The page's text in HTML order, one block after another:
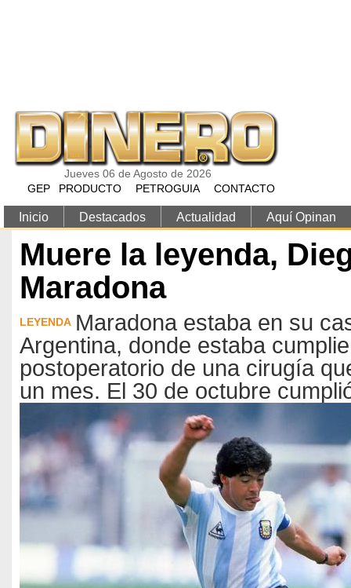
Jueves 06 de Agosto de 2026
GEP
PRODUCTO PETROGUIA CONTACTO
Inicio Destacados Actualidad Aquí Opinan
Muere la leyenda,
Maradona
LEYENDA Maradona estaba en su
Argentina, donde estaba
postoperatorio de una cirugía
un mes. El 30 de octubre